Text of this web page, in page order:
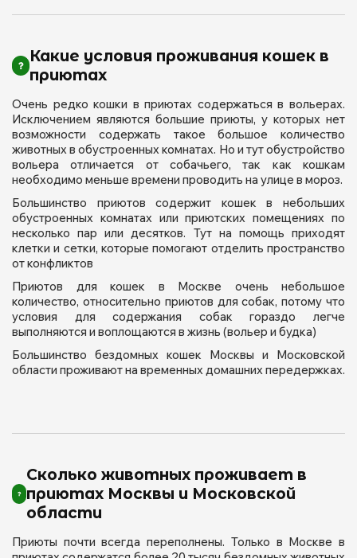
Какие условия проживания кошек в
приютах
Очень редко кошки в приютах содержаться в вольерах.
Исключением являются большие приюты, у которых нет
возможности содержать такое большое количество
животных в обустроенных комнатах. Но и тут обустройство
вольера отличается от собачьего, так как кошкам
необходимо меньше времени проводить на улице в мороз.
Большинство приютов содержит кошек в небольших
обустроенных комнатах или приютских помещениях по
несколько пар или десятков. Тут на помощь приходят
клетки и сетки, которые помогают отделить пространство
от конфликтов
Приютов для кошек в Москве очень небольшое
количество, относительно приютов для собак, потому что
условия для содержания собак гораздо легче
выполняются и воплощаются в жизнь (вольер и будка)
Большинство бездомных кошек Москвы и Московской
области проживают на временных домашних передержках.
Сколько животных проживает в
приютах Москвы и Московской
области
Приюты почти всегда переполнены. Только в Москве в